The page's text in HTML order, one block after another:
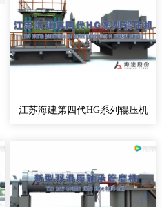
江苏海建第四代HG系列辊压机